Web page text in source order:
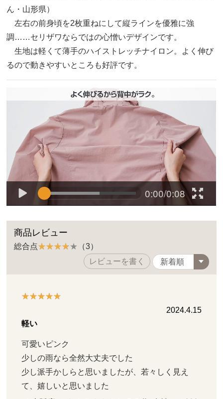
ん・山形県）
左右の前身頃を2枚重ねにして縦ラインを優雅に強
調……セリザワならではの心憎いデザインです。
生地は軽くて薄手のハイストレッチナイロン。よく伸び
るので動きやすいところも好評です。
商品レビュー
総合点
（3）
レビューを書く
2024.4.15
軽い
可愛いピンク
少しの雨なら全然大丈夫でした
少し派手かしらと思いましたが、若々しく見え
て、嬉しいと思いました